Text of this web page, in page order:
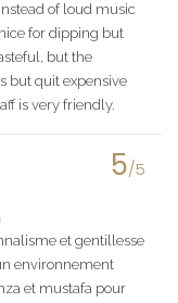
of loud music
for dipping but
but the
but quit expensive
is very friendly.
5/5
et gentillesse
environnement
et mustafa pour